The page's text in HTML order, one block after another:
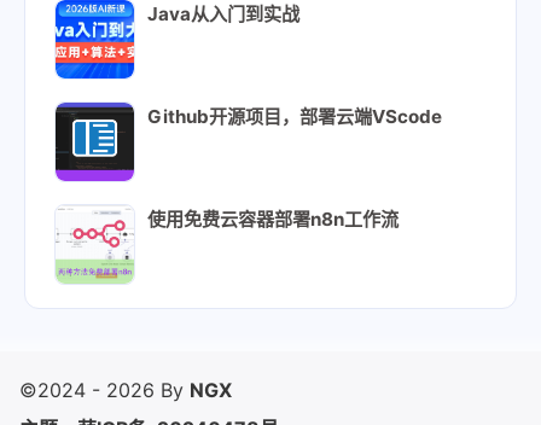
Java从入门到实战
Github开源项目，部署云端VScode
使用免费云容器部署n8n工作流
©2024 - 2026 By NGX